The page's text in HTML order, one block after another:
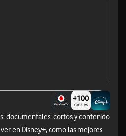
documentales, cortos y contenido
en Disney+, como las mejores